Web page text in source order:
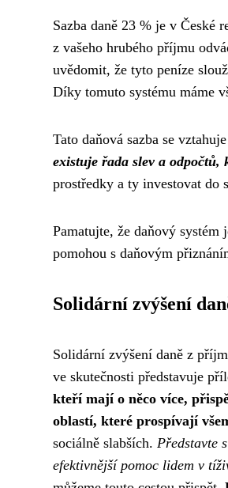
Sazba daně 23 % je v České
z vašeho hrubého příjmu
uvědomit, že tyto peníze
Díky tomuto systému máme
Tato daňová sazba se
existuje řada slev a odpočtů,
prostředky a ty investovat do
Pamatujte, že daňový
pomohou s daňovým
Solidární zvýšení
Solidární zvýšení daně z
ve skutečnosti představuje
kteří mají o něco více,
oblastí, které prospívají
sociálně slabších. Představte
efektivnější pomoc lidem v